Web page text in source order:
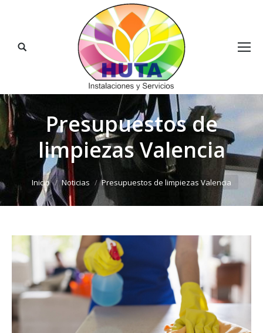
Buscar:
Presupuestos de
limpiezas Valencia
Estás aquí:
Inicio Noticias Presupuestos de limpiezas Valencia